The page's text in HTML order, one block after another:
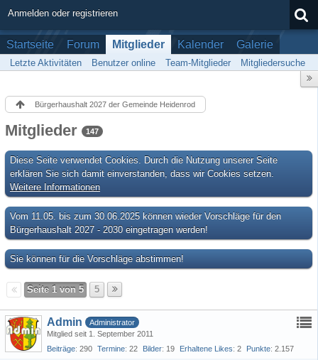
Anmelden oder registrieren
Startseite Forum Mitglieder Kalender Galerie
Letzte Aktivitäten Benutzer online Team-Mitglieder Mitgliedersuche
Bürgerhaushalt 2027 der Gemeinde Heidenrod
Mitglieder 147
Diese Seite verwendet Cookies. Durch die Nutzung unserer Seite
erklären Sie sich damit einverstanden, dass wir Cookies setzen.
Weitere Informationen
Vom 11.05. bis zum 30.06.2025 können wieder Vorschläge für den
Bürgerhaushalt 2027 - 2030 eingetragen werden!
Sie können für die Vorschläge abstimmen!
Seite 1 von 5 5
Admin
Administrator
Mitglied seit 1. September 2011
Beiträge 290 Termine 22 Bilder 19 Erhaltene Likes 2 Punkte 2.157